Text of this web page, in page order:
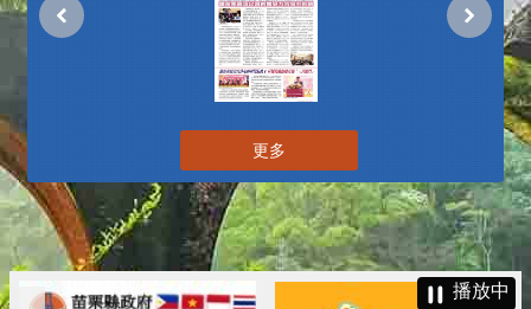
更多
播放中